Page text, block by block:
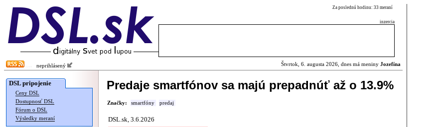
Za poslednú hodinu: 33 meraní
inzercia
neprihlásený Štvrtok, 6. augusta 2026, dnes má meniny Jozefína
DSL pripojenie
Ceny DSL
Dostupnosť DSL
Fórum o DSL
Výsledky meraní
Predaje smartfónov sa majú prepadnúť až o 13.9%
Značky: smartfóny predaj
DSL.sk, 3.6.2026